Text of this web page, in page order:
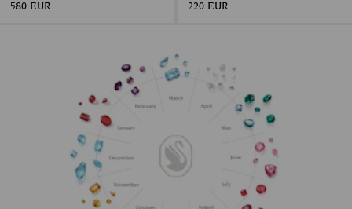
580 EUR 220 EUR